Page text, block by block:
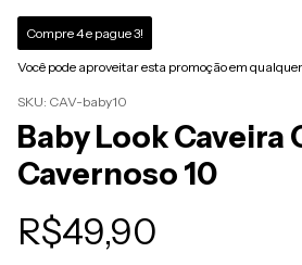
Compre 4 e pague 3!
Você pode aproveitar esta promoção em
SKU: CAV-baby10
Baby Look Caveira
Cavernoso 10
R$49,90